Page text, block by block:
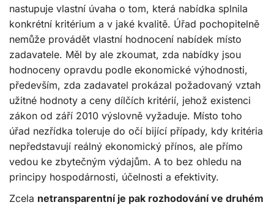
nastupuje vlastní úvaha o tom, která nabídka splnila
konkrétní kritérium a v jaké kvalitě. Úřad pochopitelně
nemůže provádět vlastní hodnocení nabídek místo
zadavatele. Měl by ale zkoumat, zda nabídky jsou
hodnoceny opravdu podle ekonomické výhodnosti,
především, zda zadavatel prokázal požadovaný vztah
užitné hodnoty a ceny dílčích kritérií, jehož existenci
zákon od září 2010 výslovně vyžaduje. Místo toho
úřad nezřídka toleruje do očí bijící případy, kdy kritéria
nepředstavují reálný ekonomický přínos, ale přímo
vedou ke zbytečným výdajům. A to bez ohledu na
principy hospodárnosti, účelnosti a efektivity.
Zcela netransparentní je pak rozhodování ve druhém